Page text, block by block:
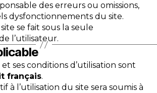
des erreurs ou omissions,
dysfonctionnements du site.
se fait sous la seule
l’utilisateur.
ses conditions d’utilisation sont
français.
à l’utilisation du site sera soumis à